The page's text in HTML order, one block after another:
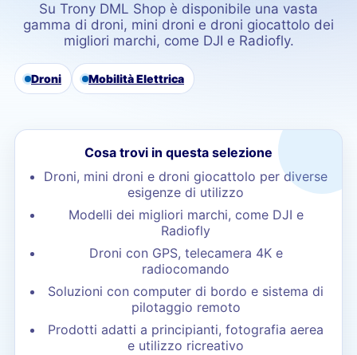
Su Trony DML Shop è disponibile una vasta
gamma di droni, mini droni e droni giocattolo dei
migliori marchi, come DJI e Radiofly.
Droni Mobilità Elettrica
Cosa trovi in questa selezione
Droni, mini droni e droni giocattolo per diverse
esigenze di utilizzo
Modelli dei migliori marchi, come DJI e
Radiofly
Droni con GPS, telecamera 4K e
radiocomando
Soluzioni con computer di bordo e sistema di
pilotaggio remoto
Prodotti adatti a principianti, fotografia aerea
e utilizzo ricreativo